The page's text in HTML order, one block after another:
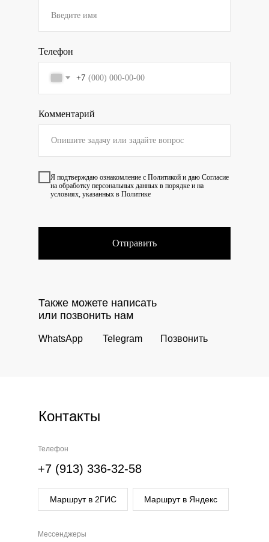
Телефон
+7
Комментарий
Я подтверждаю ознакомление с Политикой и даю Согласие
на обработку персональных данных в порядке и на
условиях, указанных в Политике
Отправить
Позвонить
Telegram
WhatsApp
Также можете написать
или позвонить нам
Контакты
Мессенджеры
Телефон
+7 (913) 336-32-58
Маршрут в 2ГИС Маршрут в Яндекс